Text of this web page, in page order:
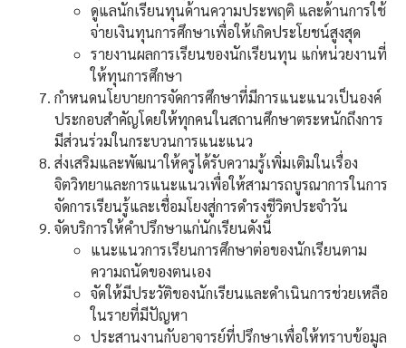
ดูแลนักเรียนทุนด้านความประพฤติ และด้านการใช้
จ่ายเงินทุนการศึกษาเพื่อให้เกิดประโยชน์สูงสุด
รายงานผลการเรียนของนักเรียนทุน แก่หน่วยงานที่
ให้ทุนการศึกษา
กำหนดนโยบายการจัดการศึกษาที่มีการแนะแนวเป็นองค์
ประกอบสำคัญโดยให้ทุกคนในสถานศึกษาตระหนักถึงการ
มีส่วนร่วมในกระบวนการแนะแนว
ส่งเสริมและพัฒนาให้ครูได้รับความรู้เพิ่มเติมในเรื่อง
จิตวิทยาและการแนะแนวเพื่อให้สามารถบูรณาการในการ
จัดการเรียนรู้และเชื่อมโยงสู่การดำรงชีวิตประจำวัน
จัดบริการให้คำปรึกษาแก่นักเรียนดังนี้
แนะแนวการเรียนการศึกษาต่อของนักเรียนตาม
ความถนัดของตนเอง
จัดให้มีประวัติของนักเรียนและดำเนินการช่วยเหลือ
ในรายที่มีปัญหา
ประสานงานกับอาจารย์ที่ปรึกษาเพื่อให้ทราบข้อมูล